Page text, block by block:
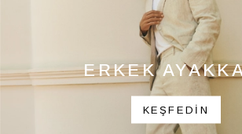
ERKEK
KEŞFEDİN